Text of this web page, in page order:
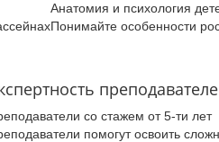
Анатомия и психология
Понимайте особенности
со стажем от 5-ти лет
помогут освоить